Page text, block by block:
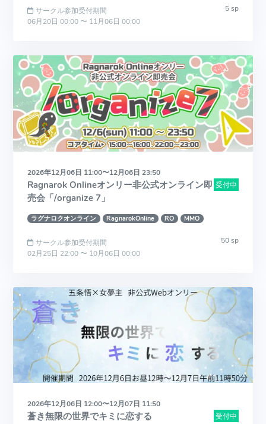
5 sp
サークル参加受付期間
06月20日 00:00 〜 11月06日 00:00
2026年12月06日 11:00〜12月06日 23:50
受付中
Ragnarok Onlineオンリー非公式オンライン即
売会「/organize 7」
ラグナロクオンライン RagnarokOnline RO MMO
50 sp
サークル参加受付期間
02月25日 22:00 〜 10月06日 00:00
2026年12月06日 12:00〜12月07日 11:50
受付中
蒼き無限の世界でキミに恋する